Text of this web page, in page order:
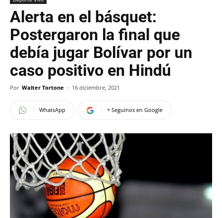
Alerta en el básquet:
Postergaron la final que
debía jugar Bolívar por un
caso positivo en Hindú
Por Walter Tortone - 16 diciembre, 2021
WhatsApp + Seguinos en Google